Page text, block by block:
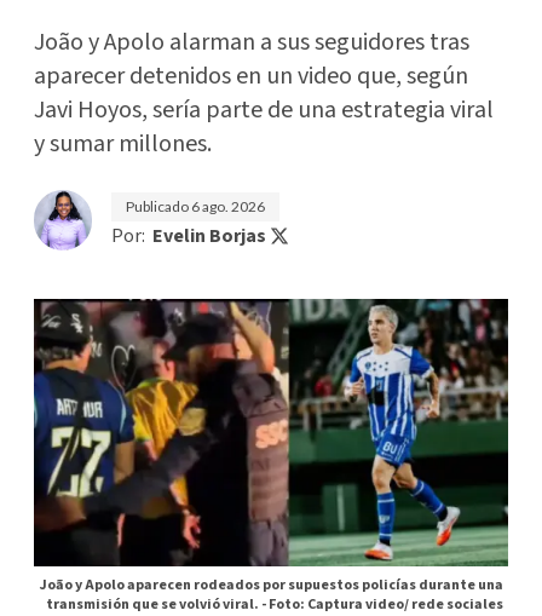
João y Apolo alarman a sus seguidores tras
aparecer detenidos en un video que, según
Javi Hoyos, sería parte de una estrategia viral
y sumar millones.
Publicado 6 ago. 2026
Por: Evelin Borjas
João y Apolo aparecen rodeados por supuestos policías durante una
transmisión que se volvió viral. -Foto: Captura video/ rede sociales